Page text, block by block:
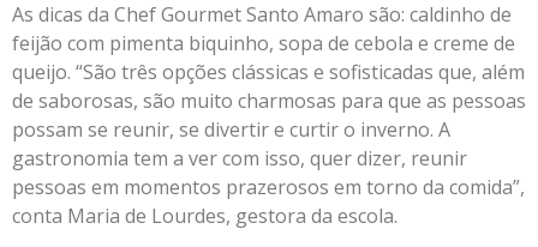
As dicas da Chef Gourmet Santo Amaro são: caldinho de
feijão com pimenta biquinho, sopa de cebola e creme de
queijo. “São três opções clássicas e sofisticadas que, além
de saborosas, são muito charmosas para que as pessoas
possam se reunir, se divertir e curtir o inverno. A
gastronomia tem a ver com isso, quer dizer, reunir
pessoas em momentos prazerosos em torno da comida”,
conta Maria de Lourdes, gestora da escola.